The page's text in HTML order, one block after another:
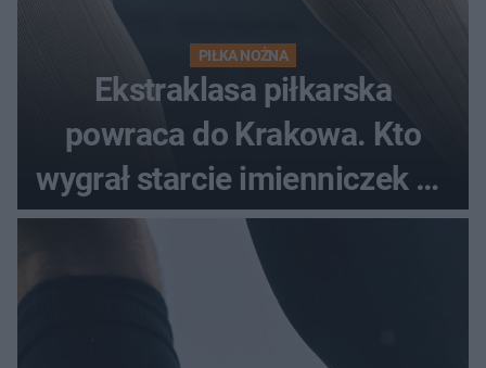
PIŁKA NOŻNA
Ekstraklasa piłkarska
powraca do Krakowa. Kto
wygrał starcie imienniczek na
pełnym stadionie